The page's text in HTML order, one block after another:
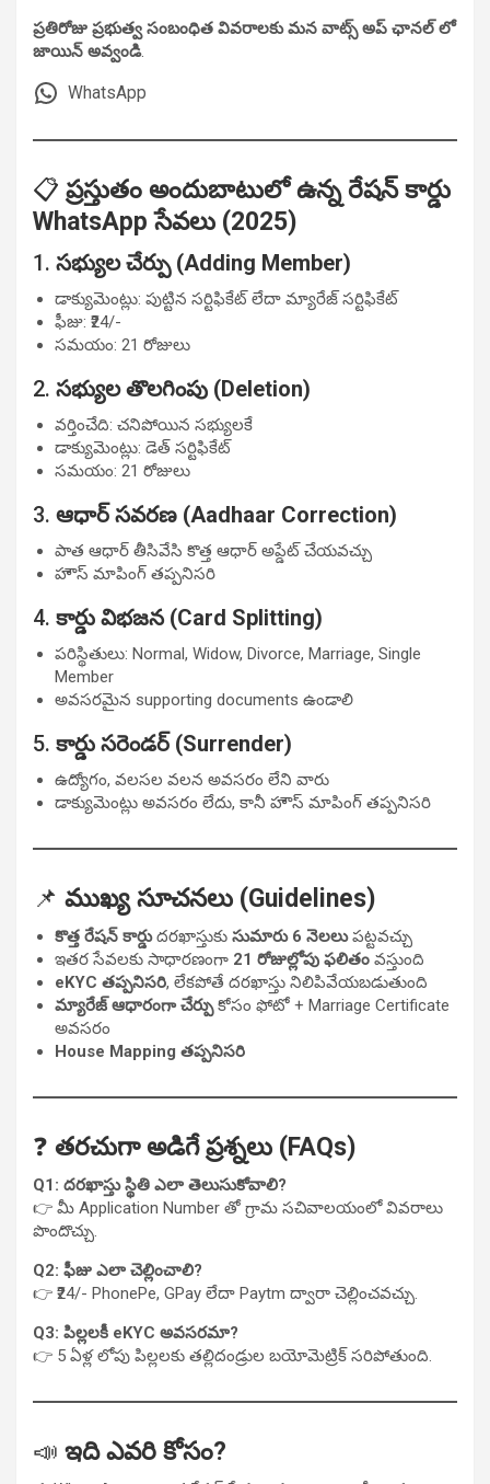
ప్రతిరోజు ప్రభుత్వ సంబంధిత వివరాలకు మన వాట్స్ అప్ ఛానల్ లో
జాయిన్ అవ్వండి.
WhatsApp
📋 ప్రస్తుతం అందుబాటులో ఉన్న రేషన్ కార్డు
WhatsApp సేవలు (2025)
1. సభ్యుల చేర్పు (Adding Member)
డాక్యుమెంట్లు: పుట్టిన సర్టిఫికేట్ లేదా మ్యారేజ్ సర్టిఫికేట్
ఫీజు: ₹24/-
సమయం: 21 రోజులు
2. సభ్యుల తొలగింపు (Deletion)
వర్తించేది: చనిపోయిన సభ్యులకే
డాక్యుమెంట్లు: డెత్ సర్టిఫికేట్
సమయం: 21 రోజులు
3. ఆధార్ సవరణ (Aadhaar Correction)
పాత ఆధార్ తీసివేసి కొత్త ఆధార్ అప్డేట్ చేయవచ్చు
హౌస్ మాపింగ్ తప్పనిసరి
4. కార్డు విభజన (Card Splitting)
పరిస్థితులు: Normal, Widow, Divorce, Marriage, Single
Member
అవసరమైన supporting documents ఉండాలి
5. కార్డు సరెండర్ (Surrender)
ఉద్యోగం, వలసల వలన అవసరం లేని వారు
డాక్యుమెంట్లు అవసరం లేదు, కానీ హౌస్ మాపింగ్ తప్పనిసరి
📌 ముఖ్య సూచనలు (Guidelines)
కొత్త రేషన్ కార్డుదరఖాస్తుకు సుమారు 6 నెలలుపట్టవచ్చు
ఇతర సేవలకు సాధారణంగా 21 రోజుల్లోపు ఫలితం వస్తుంది
eKYC తప్పనిసరి, లేకపోతే దరఖాస్తు నిలిపివేయబడుతుంది
మ్యారేజ్ ఆధారంగా చేర్పుకోసం ఫోటో + Marriage Certificate
అవసరం
House Mapping తప్పనిసరి
❓ తరచుగా అడిగే ప్రశ్నలు (FAQs)
Q1: దరఖాస్తు స్థితి ఎలా తెలుసుకోవాలి?
👉 మీ Application Number తో గ్రామ సచివాలయంలో వివరాలు
పొందొచ్చు.
Q2: ఫీజు ఎలా చెల్లించాలి?
👉 ₹24/- PhonePe, GPay లేదా Paytm ద్వారా చెల్లించవచ్చు.
Q3: పిల్లలకీ eKYC అవసరమా?
👉 5 ఏళ్ల లోపు పిల్లలకు తల్లిదండ్రుల బయోమెట్రిక్ సరిపోతుంది.
📣 ఇది ఎవరి కోసం?